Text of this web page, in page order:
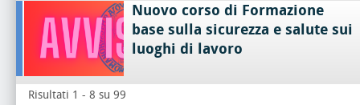
Nuovo corso di Formazione
base sulla sicurezza e salute sui
luoghi di lavoro
Risultati 1 - 8 su 99